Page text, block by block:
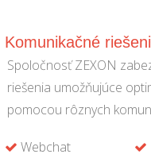
Komunikačné
Spoločnosť ZEXON
riešenia umožňujúce
pomocou rôznych
Webchat